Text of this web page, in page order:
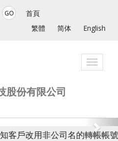
GO
首頁
繁體
简体 English
Toggle
股份有限公司
戶改用非公司名的轉帳帳號